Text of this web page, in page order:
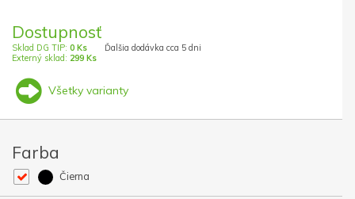
Dostupnosť
Sklad DG TIP: 0 Ks
Externý sklad: 299 Ks
Ďalšia dodávka cca 5 dni
Všetky varianty
Farba
Čierna